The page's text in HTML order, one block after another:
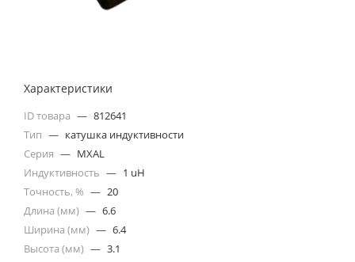
Характеристики
ID товара — 812641
Тип — катушка индуктивности
Серия — MXAL
Индуктивность — 1 uH
Точность, % — 20
Длина (мм) — 6.6
Ширина (мм) — 6.4
Высота (мм) — 3.1